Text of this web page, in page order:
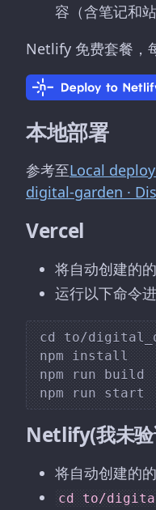
容（含笔记和
Netlify 免费套餐，
本地部署
参考至Local
digital-garden ·
Vercel
将自动创建的
运行以下命令
cd to/
npm install
npm run build
Netlify(我未
将自动创建的
cd to/